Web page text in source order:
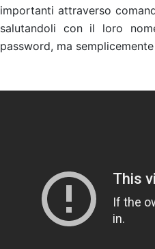
importanti attraverso
salutandoli con il loro
password, ma